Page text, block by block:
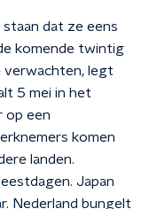
dat ze eens
komende twintig
verwachten, legt
5 mei in het
op een
komen
landen.
Japan
Nederland bungelt